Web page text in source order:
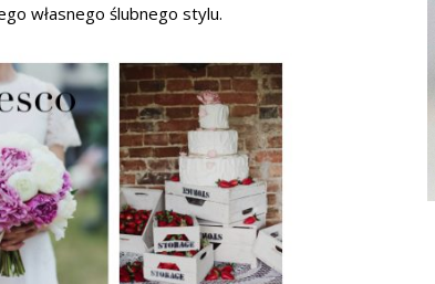
własnego ślubnego stylu.